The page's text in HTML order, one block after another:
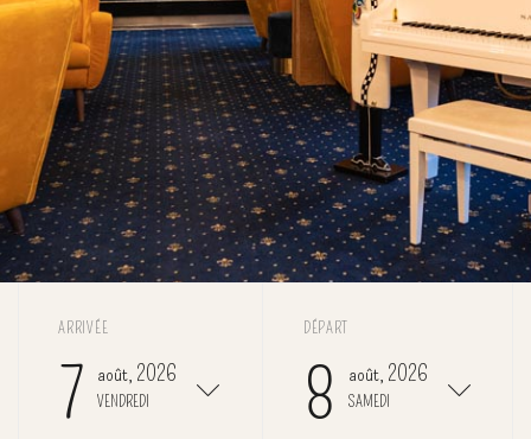
ARRIVÉE
7 août, 2026
VENDREDI
DÉPART
8 août, 2026
SAMEDI